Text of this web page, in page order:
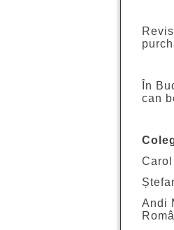
În
can
Andi